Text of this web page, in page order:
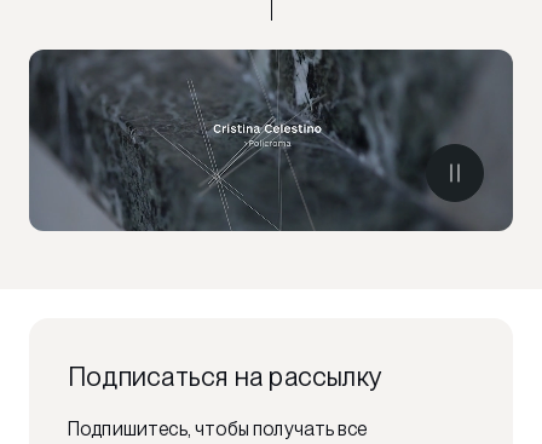
Подписаться на рассылку
Подпишитесь, чтобы получать все